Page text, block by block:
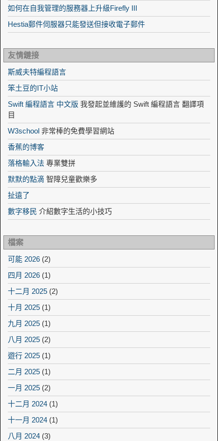
如何在自我管理的服務器上升級Firefly III
Hestia郵件伺服器只能發送但接收電子郵件
友情鏈接
斯威夫特編程語言
笨土豆的IT小站
Swift 編程語言 中文版 我發起並維護的 Swift 編程語言 翻譯項
目
W3school 非常棒的免費學習網站
香蕉的博客
落格輸入法 專業雙拼
默默的點滴 智障兒童歡樂多
扯遠了
數字移民 介紹數字生活的小技巧
檔案
可能 2026 (2)
四月 2026 (1)
十二月 2025 (2)
十月 2025 (1)
九月 2025 (1)
八月 2025 (2)
遊行 2025 (1)
二月 2025 (1)
一月 2025 (2)
十二月 2024 (1)
十一月 2024 (1)
八月 2024 (3)